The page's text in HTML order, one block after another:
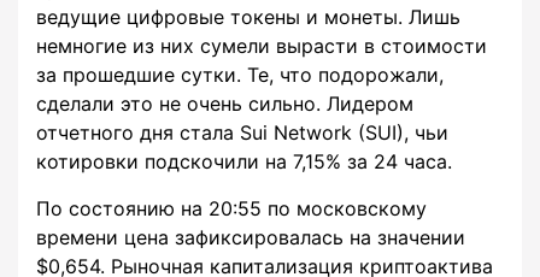
ведущие цифровые токены и монеты. Лишь
немногие из них сумели вырасти в стоимости
за прошедшие сутки. Те, что подорожали,
сделали это не очень сильно. Лидером
отчетного дня стала Sui Network (SUI), чьи
котировки подскочили на 7,15% за 24 часа.
По состоянию на 20:55 по московскому
времени цена зафиксировалась на значении
$0,654. Рыночная капитализация криптоактива